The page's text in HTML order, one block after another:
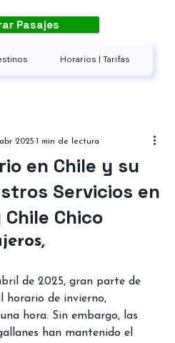
Horarios | Tarifas
Pasajes
en Chile y su
Servicios en
Chico
2025 1 min de lectura
de 2025, gran parte de
horario de invierno,
hora. Sin embargo, las
han mantenido el